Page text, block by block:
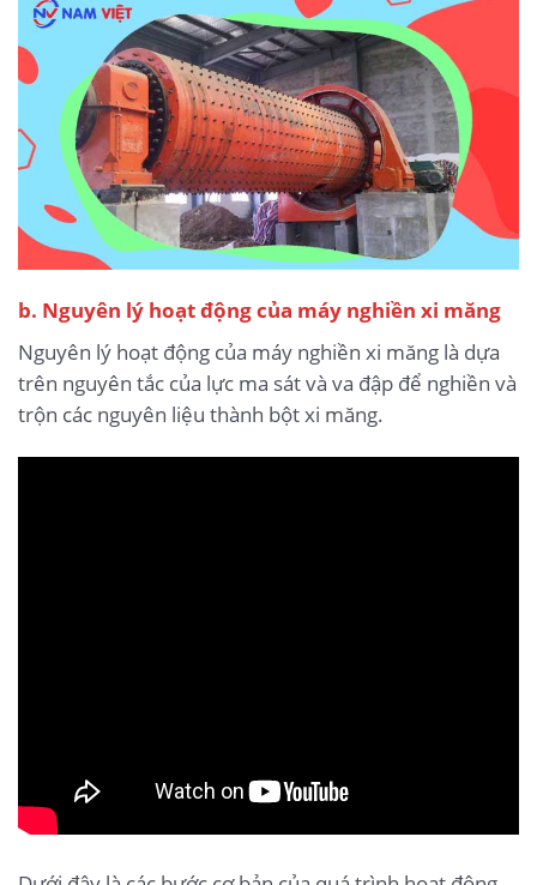
b. Nguyên lý hoạt động của máy nghiền xi măng
Nguyên lý hoạt động của máy nghiền xi măng là dựa
trên nguyên tắc của lực ma sát và va đập để nghiền và
trộn các nguyên liệu thành bột xi măng.